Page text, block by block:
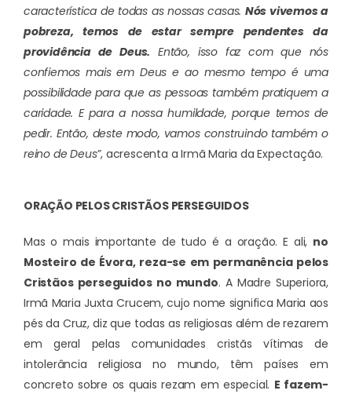
característica de todas as nossas casas. Nós vivemos a
pobreza, temos de estar sempre pendentes da
providência de Deus. Então, isso faz com que nós
confiemos mais em Deus e ao mesmo tempo é uma
possibilidade para que as pessoas também pratiquem a
caridade. E para a nossa humildade, porque temos de
pedir. Então, deste modo, vamos construindo também o
reino de Deus”, acrescenta a Irmã Maria da Expectação.
ORAÇÃO PELOS CRISTÃOS PERSEGUIDOS
Mas o mais importante de tudo é a oração. E ali, no
Mosteiro de Évora, reza-se em permanência pelos
Cristãos perseguidos no mundo. A Madre Superiora,
Irmã Maria Juxta Crucem, cujo nome significa Maria aos
pés da Cruz, diz que todas as religiosas além de rezarem
em geral pelas comunidades cristãs vítimas de
intolerância religiosa no mundo, têm países em
concreto sobre os quais rezam em especial. E fazem-